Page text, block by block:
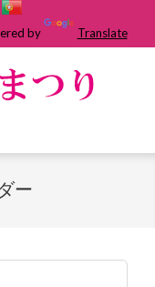
by Translate
ー